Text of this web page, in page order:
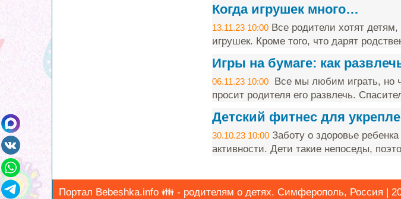
Когда игрушек много…
13.11.23 10:00Все родители хотят детям,
игрушек. Кроме того, что дарят
Игры на бумаге: как
06.11.23 10:00Все мы любим играть, но
просит родителя его развлечь.
Детский фитнес для
30.10.23 10:00Заботу о здоровье
активности. Дети такие непоседы,
Портал Bebeshka.info 👪 - родителям о детях. Симферополь, Россия |